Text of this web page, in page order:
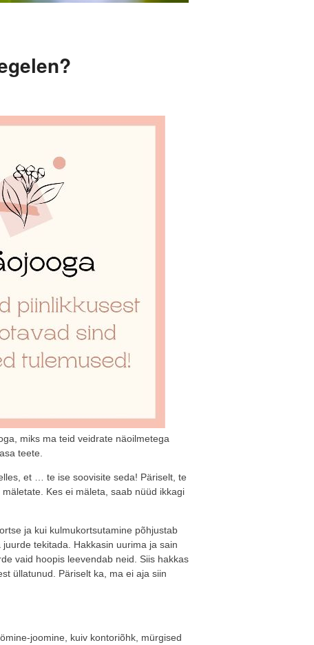
miks ma teid veidrate näoilmetega
teete.
et … te ise soovisite seda! Päriselt, te
Kes ei mäleta, saab nüüd ikkagi
ja kui kulmukortsutamine põhjustab
tekitada. Hakkasin uurima ja sain
vaid hoopis leevendab neid. Siis hakkas
üllatunud. Päriselt ka, ma ei aja siin
joomine, kuiv kontoriõhk, mürgised